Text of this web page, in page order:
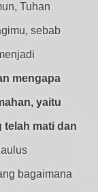
Tuhan
sebab
mengapa
yaitu
telah mati dan
bagaimana